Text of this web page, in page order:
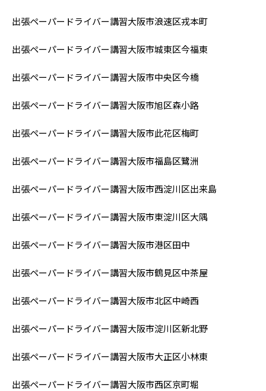
出張ペーパードライバー講習大阪市浪速区戎本町
出張ペーパードライバー講習大阪市城東区今福東
出張ペーパードライバー講習大阪市中央区今橋
出張ペーパードライバー講習大阪市旭区森小路
出張ペーパードライバー講習大阪市此花区梅町
出張ペーパードライバー講習大阪市福島区鷺洲
出張ペーパードライバー講習大阪市西淀川区出来島
出張ペーパードライバー講習大阪市東淀川区大隅
出張ペーパードライバー講習大阪市港区田中
出張ペーパードライバー講習大阪市鶴見区中茶屋
出張ペーパードライバー講習大阪市北区中崎西
出張ペーパードライバー講習大阪市淀川区新北野
出張ペーパードライバー講習大阪市大正区小林東
出張ペーパードライバー講習大阪市西区京町堀